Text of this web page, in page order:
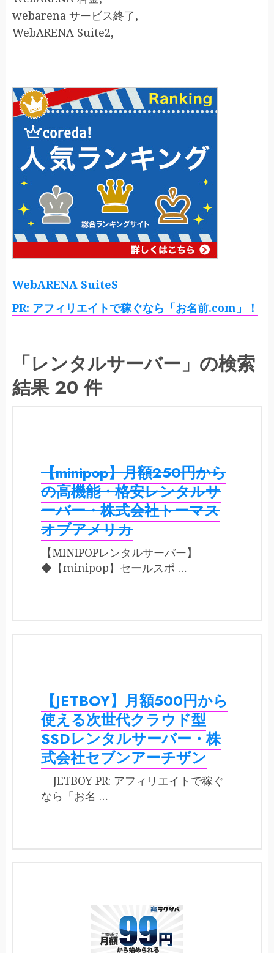
webarena サービス終了,
WebARENA Suite2,
WebARENA SuiteS
PR: アフィリエイトで稼ぐなら「お名前.com」！
「レンタルサーバー」の検索
結果 20 件
【minipop】月額250円から
の高機能・格安レンタルサ
ーバー・株式会社トーマス
オブアメリカ
【MINIPOPレンタルサーバー】
◆【minipop】セールスポ …
【JETBOY】月額500円から
使える次世代クラウド型
SSDレンタルサーバー・株
式会社セブンアーチザン
JETBOY PR: アフィリエイトで稼ぐ
なら「お名 …